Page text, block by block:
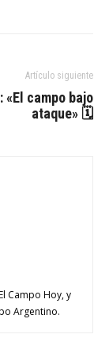
Artículo siguiente
«El campo bajo
ataque» 🗓
Campo Hoy, y
Argentino.